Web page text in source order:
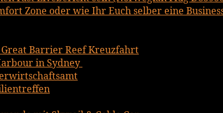
Zone oder wie Ihr Euch selber eine
Barrier Reef Kreuzfahrt
in Sydney